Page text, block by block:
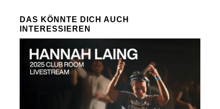
DAS KÖNNTE DICH AUCH
INTERESSIEREN